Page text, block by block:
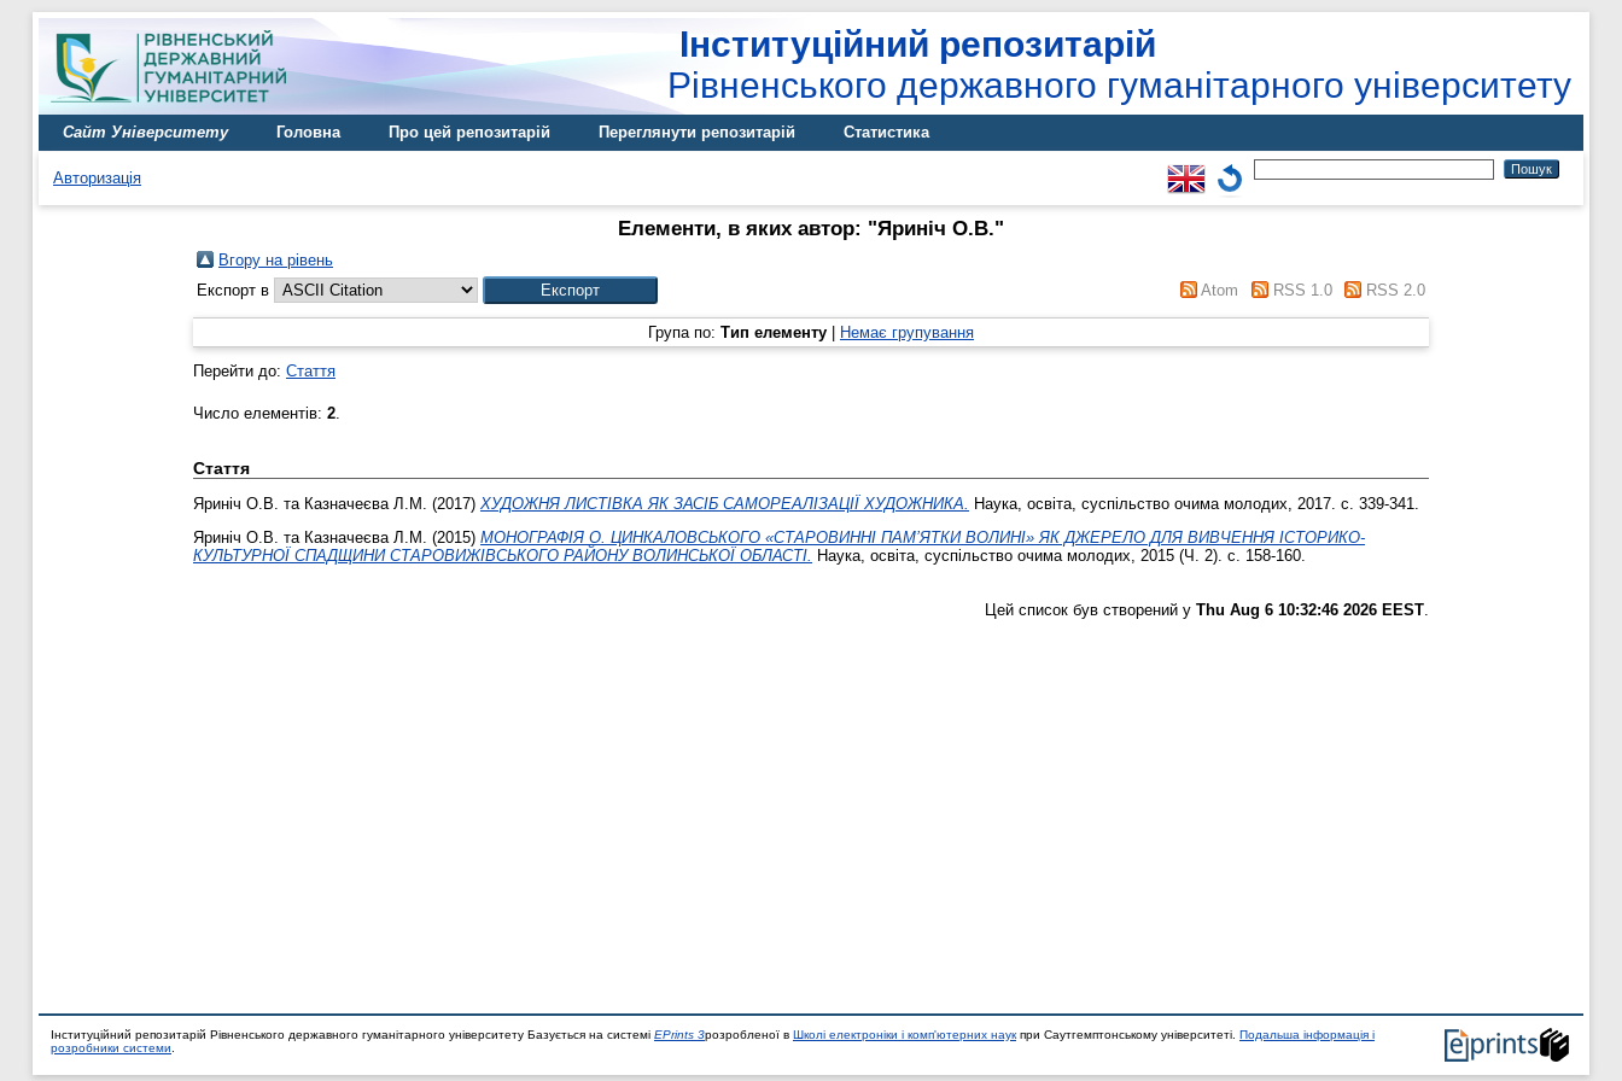
Інституційний репозитарій
Рівненського державного гуманітарного університету
Сайт Університету Головна Про цей репозитарій Переглянути репозитарій Статистика
Авторизація
Елементи, в яких автор: "Яриніч О.В."
Вгору на рівень
Експорт в
Atom RSS 1.0 RSS 2.0
Група по: Тип елементу Немає групування
Перейти до: Стаття
Число елементів: 2.
Стаття
Яриніч О.В. та Казначеєва Л.М. (2017) ХУДОЖНЯ ЛИСТІВКА ЯК ЗАСІБ САМОРЕАЛІЗАЦІЇ ХУДОЖНИКА.
Наука, освіта, суспільство очима молодих, 2017. с. 339-341.
Яриніч О.В. та Казначеєва Л.М. (2015) МОНОГРАФІЯ О. ЦИНКАЛОВСЬКОГО «СТАРОВИННІ ПАМ’ЯТКИ ВОЛИНІ» ЯК ДЖЕРЕЛО ДЛЯ ВИВЧЕННЯ ІСТОРИКО-
КУЛЬТУРНОЇ СПАДЩИНИ СТАРОВИЖІВСЬКОГО РАЙОНУ ВОЛИНСЬКОЇ ОБЛАСТІ. Наука, освіта, суспільство очима молодих, 2015 (Ч. 2). с. 158-160.
Цей список був створений у Thu Aug 6 10:32:46 2026 EEST
Інституційний репозитарій Рівненського державного гуманітарного університету Базується на системі EPrints 3розробленої в Школі електроніки і комп'ютерних наук при Саутгемптонському університеті. Подальша інформація і
розробники системи